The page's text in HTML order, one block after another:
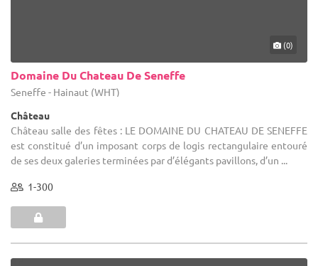
(0)
Domaine Du Chateau De Seneffe
Seneffe - Hainaut (WHT)
Château
Château salle des fêtes : LE DOMAINE DU CHATEAU DE SENEFFE
est constitué d’un imposant corps de logis rectangulaire entouré
de ses deux galeries terminées par d’élégants pavillons, d’un ...
1-300